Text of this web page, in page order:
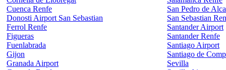
Cuenca Renfe
Donosti Airport San Sebastian
Ferrol Renfe
Figueras
Fuenlabrada
Gijon
Granada Airport
San Pedro de
San Sebastian
Santander Airport
Santander Renfe
Santiago Airport
Santiago de
Sevilla